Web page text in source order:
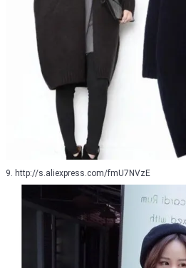
9. http://s.aliexpress.com/fmU7NVzE